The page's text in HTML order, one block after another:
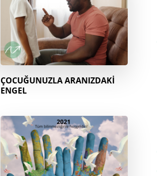
ÇOCUĞUNUZLA ARANIZDAKİ
ENGEL